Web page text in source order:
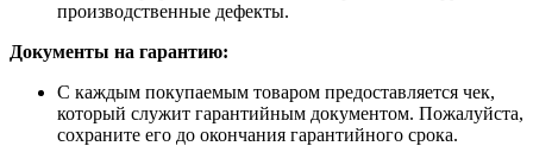
производственные дефекты.
Документы на гарантию:
С каждым покупаемым товаром предоставляется чек,
который служит гарантийным документом. Пожалуйста,
сохраните его до окончания гарантийного срока.